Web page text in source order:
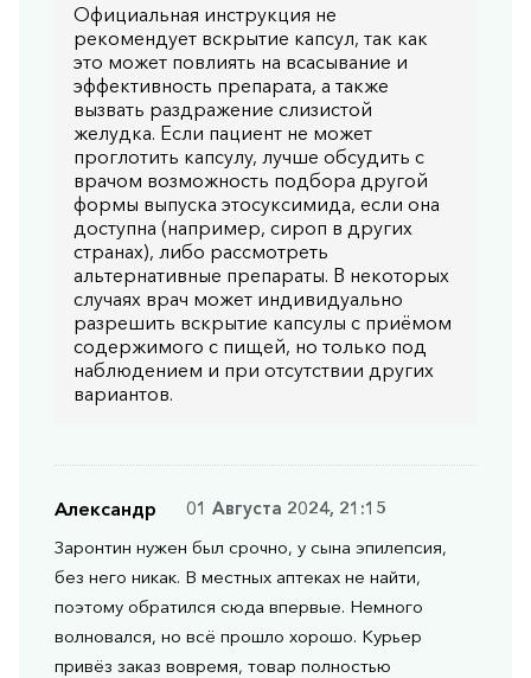
Официальная инструкция не
рекомендует вскрытие капсул, так как
это может повлиять на всасывание и
эффективность препарата, а также
вызвать раздражение слизистой
желудка. Если пациент не может
проглотить капсулу, лучше обсудить с
врачом возможность подбора другой
формы выпуска этосуксимида, если она
доступна (например, сироп в других
странах), либо рассмотреть
альтернативные препараты. В некоторых
случаях врач может индивидуально
разрешить вскрытие капсулы с приёмом
содержимого с пищей, но только под
наблюдением и при отсутствии других
вариантов.
Александр
01 Августа 2024, 21:15
Заронтин нужен был срочно, у сына эпилепсия,
без него никак. В местных аптеках не найти,
поэтому обратился сюда впервые. Немного
волновался, но всё прошло хорошо. Курьер
привёз заказ вовремя, товар полностью